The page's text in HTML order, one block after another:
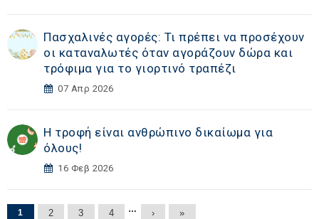
Πασχαλινές αγορές: Τι πρέπει να προσέχουν
οι καταναλωτές όταν αγοράζουν δώρα και
τρόφιμα για το γιορτινό τραπέζι
07 Απρ 2026
Η τροφή είναι ανθρώπινο δικαίωμα για
όλους!
16 Φεβ 2026
1 2 3 4 … › »